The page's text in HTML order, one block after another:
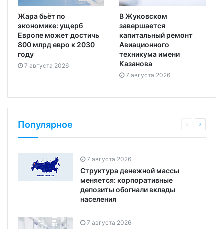
Жара бьёт по
экономике: ущерб
Европе может достичь
800 млрд евро к 2030
году
7 августа 2026
В Жуковском
завершается
капитальный ремонт
Авиационного
техникума имени
Казанова
7 августа 2026
Популярное
7 августа 2026
Структура денежной массы
меняется: корпоративные
депозиты обогнали вклады
населения
7 августа 2026